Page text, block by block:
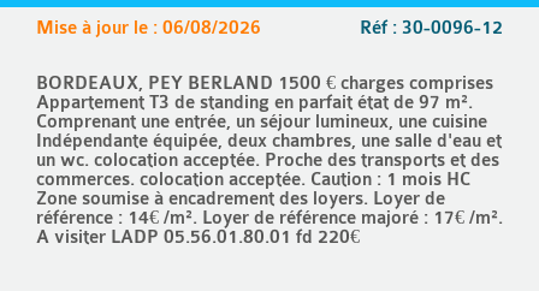
Réf : 30-0096-12
Mise à jour le : 06/08/2026
BORDEAUX, PEY BERLAND 1500 € charges comprises
Appartement T3 de standing en parfait état de 97 m².
Comprenant une entrée, un séjour lumineux, une cuisine
Indépendante équipée, deux chambres, une salle d'eau et
un wc. colocation acceptée. Proche des transports et des
commerces. colocation acceptée. Caution : 1 mois HC
Zone soumise à encadrement des loyers. Loyer de
référence : 14€ /m². Loyer de référence majoré : 17€ /m².
A visiter LADP 05.56.01.80.01 fd 220€